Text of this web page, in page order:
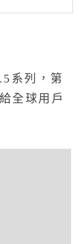
系列，第
全球用戶